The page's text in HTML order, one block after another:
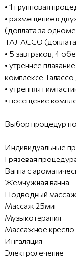
• 1 групповая
• размещение в
(доплата за
ТАЛАССО (доплата
• 5 завтраков, 4
• утреннее
комплексе
• утренняя
• посещение
Выбор процедур
Индивидуальные
Грязевая
Ванна с
Жемчужная ванна
Подводный массаж
Массаж 25мин
Музыкотерапия
Массажное кресло
Ингаляция
Электролечение